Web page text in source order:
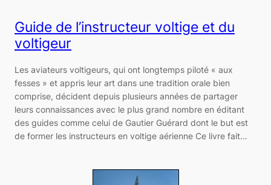
Guide de l’instructeur voltige et du
voltigeur
Les aviateurs voltigeurs, qui ont longtemps piloté « aux
fesses » et appris leur art dans une tradition orale bien
comprise, décident depuis plusieurs années de partager
leurs connaissances avec le plus grand nombre en éditant
des guides comme celui de Gautier Guérard dont le but est
de former les instructeurs en voltige aérienne Ce livre fait…